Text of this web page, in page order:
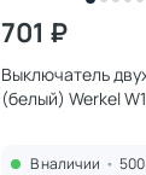
701 ₽
Выключатель двухклавишный
(белый) Werkel
В наличии •